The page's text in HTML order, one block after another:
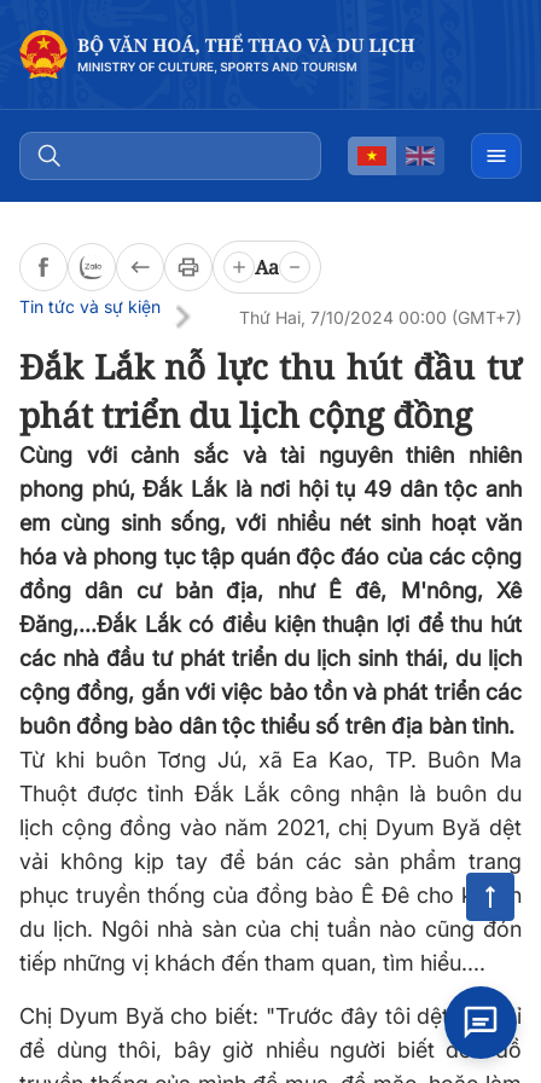
Aa
Tin tức và sự kiện
Thứ Hai, 7/10/2024 00:00 (GMT+7)
Đắk Lắk nỗ lực thu hút đầu tư
phát triển du lịch cộng đồng
Cùng với cảnh sắc và tài nguyên thiên nhiên
phong phú, Đắk Lắk là nơi hội tụ 49 dân tộc anh
em cùng sinh sống, với nhiều nét sinh hoạt văn
hóa và phong tục tập quán độc đáo của các cộng
đồng dân cư bản địa, như Ê đê, M'nông, Xê
Đăng,...Đắk Lắk có điều kiện thuận lợi để thu hút
các nhà đầu tư phát triển du lịch sinh thái, du lịch
cộng đồng, gắn với việc bảo tồn và phát triển các
buôn đồng bào dân tộc thiểu số trên địa bàn tỉnh.
Từ khi buôn Tơng Jú, xã Ea Kao, TP. Buôn Ma
Thuột được tỉnh Đắk Lắk công nhận là buôn du
lịch cộng đồng vào năm 2021, chị Dyum Byă dệt
vải không kịp tay để bán các sản phẩm trang
phục truyền thống của đồng bào Ê Đê cho khách
du lịch. Ngôi nhà sàn của chị tuần nào cũng đón
tiếp những vị khách đến tham quan, tìm hiểu....
Chị Dyum Byă cho biết: "Trước đây tôi dệt vải chỉ
để dùng thôi, bây giờ nhiều người biết đến đồ
Đọc bài